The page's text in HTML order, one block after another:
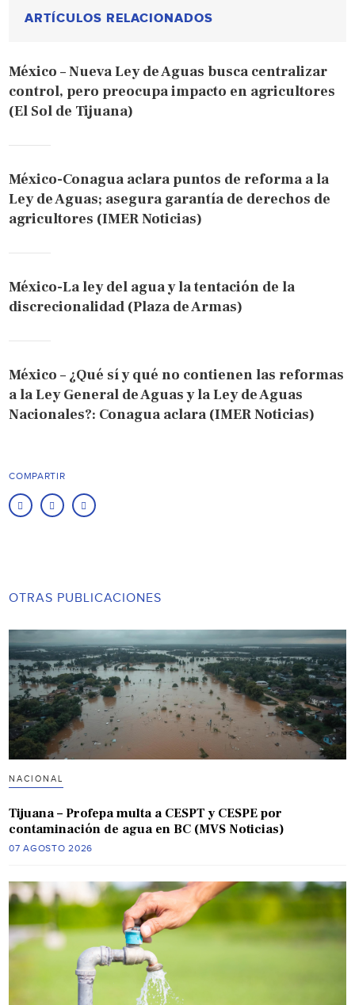
ARTÍCULOS RELACIONADOS
México – Nueva Ley de Aguas busca centralizar
control, pero preocupa impacto en agricultores
(El Sol de Tijuana)
México-Conagua aclara puntos de reforma a la
Ley de Aguas; asegura garantía de derechos de
agricultores (IMER Noticias)
México-La ley del agua y la tentación de la
discrecionalidad (Plaza de Armas)
México – ¿Qué sí y qué no contienen las reformas
a la Ley General de Aguas y la Ley de Aguas
Nacionales?: Conagua aclara (IMER Noticias)
COMPARTIR
OTRAS PUBLICACIONES
NACIONAL
Tijuana – Profepa multa a CESPT y CESPE por
contaminación de agua en BC (MVS Noticias)
07 AGOSTO 2026